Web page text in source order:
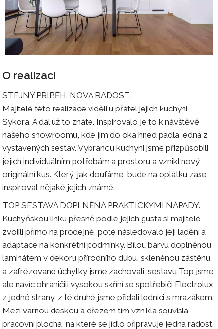
O realizaci
STEJNÝ PŘÍBĚH. NOVÁ RADOST.
Majitelé této realizace viděli u přátel jejich kuchyni
Sykora. A dál už to znáte. Inspirovalo je to k návštěvě
našeho showroomu, kde jim do oka hned padla jedna z
vystavených sestav. Vybranou kuchyni jsme přizpůsobili
jejich individuálním potřebám a prostoru a vznikl nový,
originální kus. Který, jak doufáme, bude na oplátku zase
inspirovat nějaké jejich známé.
TOP SESTAVA DOPLNĚNÁ PRAKTICKÝMI NÁPADY.
Kuchyňskou linku přesně podle jejich gusta si majitelé
zvolili přímo na prodejně, poté následovalo její ladění a
adaptace na konkrétní podmínky. Bílou barvu doplněnou
laminátem v dekoru přírodního dubu, skleněnou zástěnu
a zafrézované úchytky jsme zachovali, sestavu Top jsme
ale navíc ohraničili vysokou skříní se spotřebiči Electrolux
z jedné strany; z té druhé jsme přidali lednici s mrazákem.
Mezi varnou deskou a dřezem tím vznikla souvislá
pracovní plocha, na které se jídlo připravuje jedna radost.